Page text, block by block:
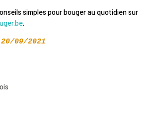
simples pour bouger au quotidien sur
.
09/2021